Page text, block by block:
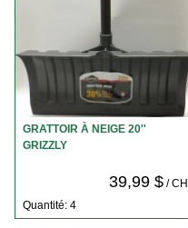
GRATTOIR À NEIGE 20''
GRIZZLY
39,99 $/ CH
Quantité: 4